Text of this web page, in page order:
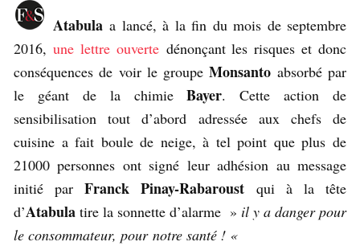
Atabulaa lancé, à la fin du mois de septembre
2016, une lettre ouvertedénonçant les risques et donc
conséquences de voir le groupeMonsanto absorbé par
le géant de la chimieBayer. Cette action de
sensibilisation tout d’abord adressée aux chefs de
cuisine a fait boule de neige, à tel point que plus de
21000 personnes ont signé leur adhésion au message
initié par Franck Pinay-Rabaroust qui à la tête
d’Atabula tire la sonnette d’alarme » il y a danger pour
le consommateur, pour notre santé ! «